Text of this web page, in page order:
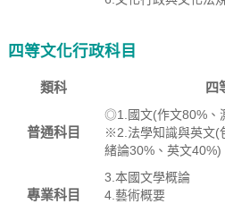
四等文化行政科目
類科 四
普通科目
◎1.國文(作文80%、
※2.法學知識與英文(
緒論30%、英文40%)
專業科目
3.本國文學概論
4.藝術概要